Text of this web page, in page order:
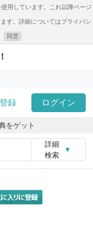
用しています。これ以降ページ
す。詳細についてはプライバシ
同意
録 ログイン
をゲット
詳細
検索
▼